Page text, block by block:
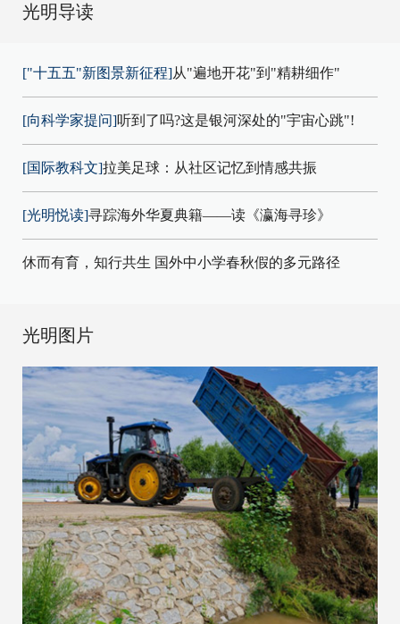
光明导读
["十五五"新图景新征程]从"遍地开花"到"精耕细作"
[向科学家提问]听到了吗?这是银河深处的"宇宙心跳"!
[国际教科文]拉美足球：从社区记忆到情感共振
[光明悦读]寻踪海外华夏典籍——读《瀛海寻珍》
休而有育，知行共生 国外中小学春秋假的多元路径
光明图片